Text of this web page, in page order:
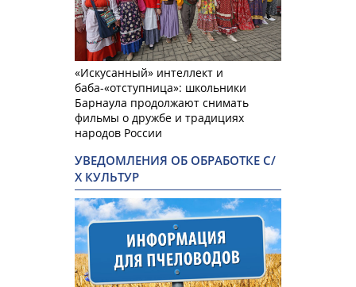
«Искусанный» интеллект и
баба-«отступница»: школьники
Барнаула продолжают снимать
фильмы о дружбе и традициях
народов России
УВЕДОМЛЕНИЯ ОБ ОБРАБОТКЕ С/
Х КУЛЬТУР